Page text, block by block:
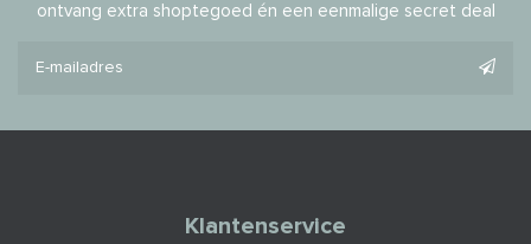
ontvang extra shoptegoed én een eenmalige secret deal
Klantenservice